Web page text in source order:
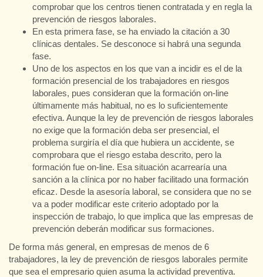
comprobar que los centros tienen contratada y en regla la
prevención de riesgos laborales.
En esta primera fase, se ha enviado la citación a 30
clínicas dentales. Se desconoce si habrá una segunda
fase.
Uno de los aspectos en los que van a incidir es el de la
formación presencial de los trabajadores en riesgos
laborales, pues consideran que la formación on-line
últimamente más habitual, no es lo suficientemente
efectiva. Aunque la ley de prevención de riesgos laborales
no exige que la formación deba ser presencial, el
problema surgiría el día que hubiera un accidente, se
comprobara que el riesgo estaba descrito, pero la
formación fue on-line. Esa situación acarrearía una
sanción a la clínica por no haber facilitado una formación
eficaz. Desde la asesoría laboral, se considera que no se
va a poder modificar este criterio adoptado por la
inspección de trabajo, lo que implica que las empresas de
prevención deberán modificar sus formaciones.
De forma más general, en empresas de menos de 6
trabajadores, la ley de prevención de riesgos laborales permite
que sea el empresario quien asuma la actividad preventiva.